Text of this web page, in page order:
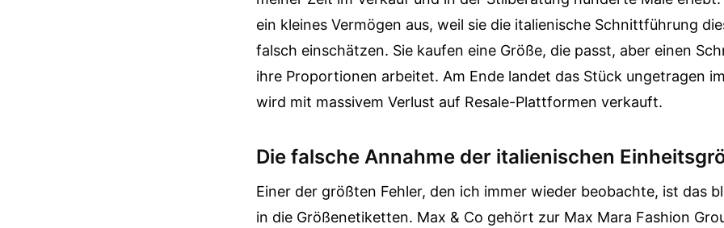
ein kleines Vermögen aus, weil sie die italienische Schnittführung
falsch einschätzen. Sie kaufen eine Größe, die passt, aber einen
ihre Proportionen arbeitet. Am Ende landet das Stück ungetragen
wird mit massivem Verlust auf Resale-Plattformen verkauft.
Die falsche Annahme der italienischen
Einer der größten Fehler, den ich immer wieder beobachte, ist das
in die Größenetiketten. Max & Co gehört zur Max Mara Fashion